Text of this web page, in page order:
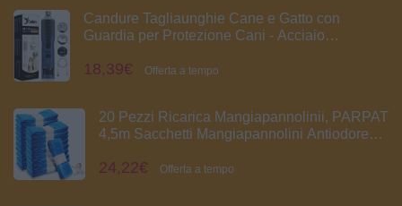
Candure Tagliaunghie Cane e Gatto con
Guardia per Protezione Cani - Acciaio
Navy)
18,39€ Offerta a tempo
20 Pezzi Ricarica Mangiapannolinii, PARPAT
4,5m Sacchetti Mangiapannolini Antiodore
Pannolini, Twist & Click
24,22€ Offerta a tempo